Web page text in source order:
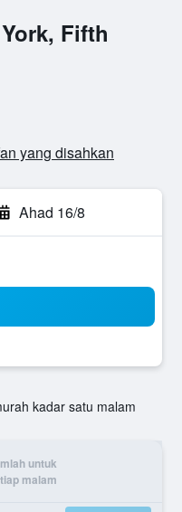
Fifth
yang disahkan
Ahad 16/8
kadar satu malam
untuk
malam